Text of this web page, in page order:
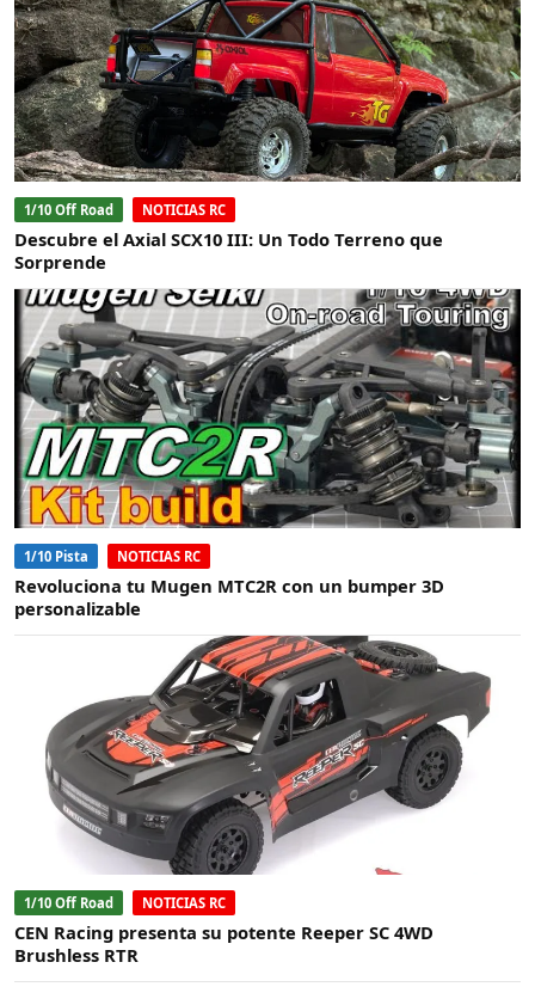
1/10 Off Road NOTICIAS RC
Descubre el Axial SCX10 III: Un Todo Terreno que
Sorprende
1/10 Pista NOTICIAS RC
Revoluciona tu Mugen MTC2R con un bumper 3D
personalizable
1/10 Off Road NOTICIAS RC
CEN Racing presenta su potente Reeper SC 4WD
Brushless RTR